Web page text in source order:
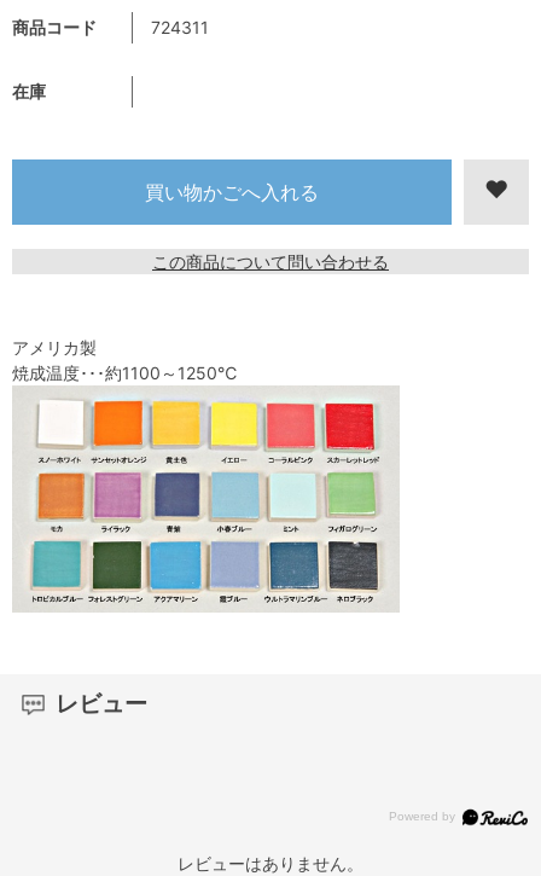
商品コード 724311
在庫
この商品について問い合わせる
アメリカ製
焼成温度･･･約1100～1250℃
レビュー
レビューはありません。